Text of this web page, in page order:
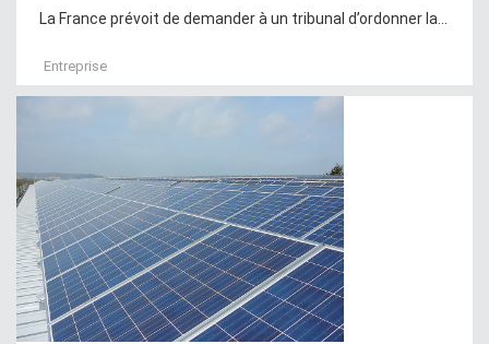
La France prévoit de demander à un tribunal d’ordonner la...
Entreprise